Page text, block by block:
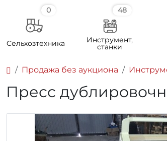
0
Cельхозтехника
48
Инструмент,
станки
Продажа без аукциона
Пресс